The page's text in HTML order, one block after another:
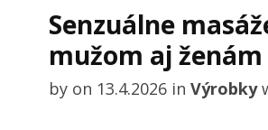
Senzuálne
mužom aj ženám
by on 13.4.2026in Výrobky